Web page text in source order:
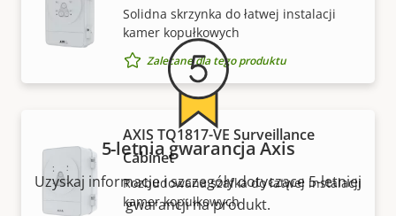
Solidna skrzynka do łatwej instalacji
kamer kopułkowych
Zalecane dla tego produktu
AXIS TQ1817-VE Surveillance
Cabinet
Rozbudowana szafka do łatwej instalacji
kamer kopułkowych
5-letnia gwarancja Axis
Uzyskaj informacje i szczegóły dotyczące 5-letniej
gwarancji na produkt.